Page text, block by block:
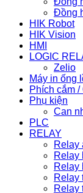
Đồng
HIK Robot
HIK Vision
HMI
LOGIC
Zelio
Máy in ống
Phích cắm /
Phụ kiện
Can
PLC
RELAY
Relay
Relay
Relay
Relay
Relay